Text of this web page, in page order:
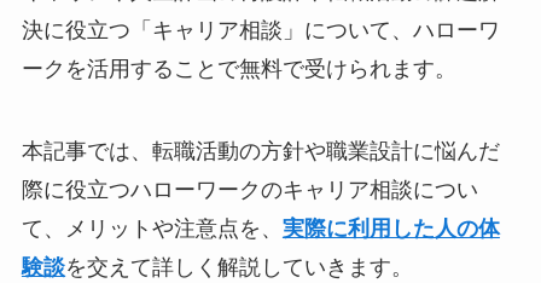
決に役立つ「キャリア相談」について、ハローワ
ークを活用することで無料で受けられます。
本記事では、転職活動の方針や職業設計に悩んだ
際に役立つハローワークのキャリア相談につい
て、メリットや注意点を、 実際に利用した人の体
験談を交えて詳しく解説していきます。